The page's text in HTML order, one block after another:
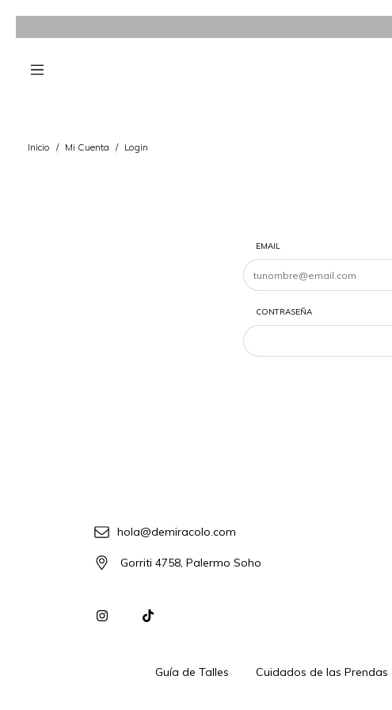
Inicio / Mi Cuenta / Login
EMAIL
CONTRASEÑA
hola@demiracolo.com
Gorriti 4758, Palermo Soho
Guía de Talles Cuidados de las Prendas